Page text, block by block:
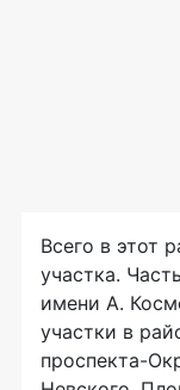
Всего в этот
участка.
имени А.
участки в
проспекта-